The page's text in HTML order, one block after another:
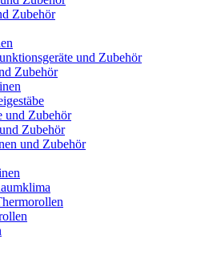
Zubehör
und Zubehör
Zubehör
und Zubehör
Zubehör
und Zubehör